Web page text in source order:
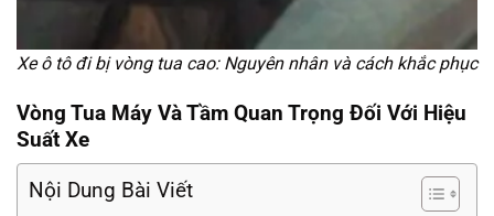
Xe ô tô đi bị vòng tua cao: Nguyên nhân và cách khắc phục
Vòng Tua Máy Và Tầm Quan Trọng Đối Với Hiệu
Suất Xe
Nội Dung Bài Viết